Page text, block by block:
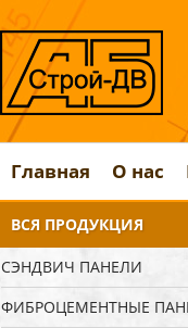
Главная О нас
ВСЯ ПРОДУКЦИЯ
СЭНДВИЧ ПАНЕЛИ
ФИБРОЦЕМЕНТНЫЕ